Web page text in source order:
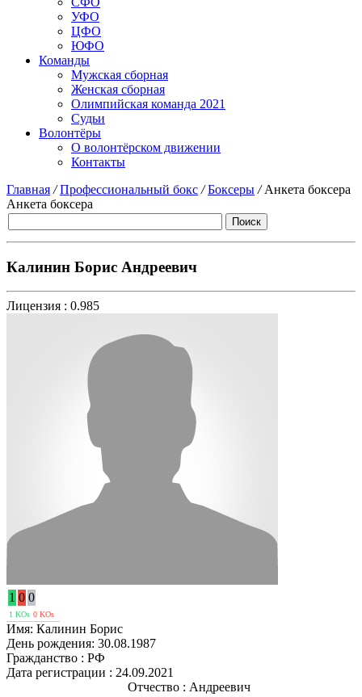
УФО
ЦФО
ЮФО
Команды
Мужская сборная
Женская сборная
Олимпийская команда 2021
Судьи
Волонтёры
О волонтёрском движении
Контакты
Главная / Профессиональный бокс / Боксеры /Анкета боксера
Анкета боксера
Калинин Борис Андреевич
Лицензия : 0.985
1 0 0
1 KOs 0 KOs
Имя: Калинин Борис
День рождения: 30.08.1987
Гражданство : РФ
Дата регистрации : 24.09.2021
Отчество : Андреевич